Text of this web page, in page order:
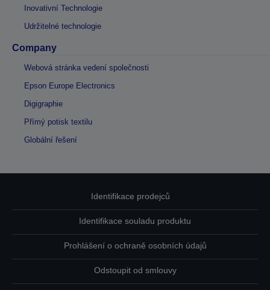
Inovativní Technologie
Udržitelné technologie
Company
Webová stránka vedení společnosti
Epson Europe Electronics
Digigraphie
Přímý potisk textilu
Globální řešení
Identifikace prodejců
Identifikace souladu produktu
Prohlášení o ochraně osobních údajů
Odstoupit od smlouvy